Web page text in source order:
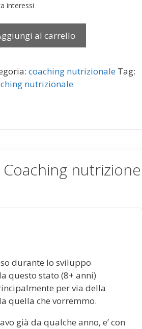
interessi
al carrello
coaching nutrizionale Tag:
nutrizionale
nutrizione
durante lo sviluppo
questo stato (8+ anni)
per via della
quella che vorremmo.
già da qualche anno, e’ con